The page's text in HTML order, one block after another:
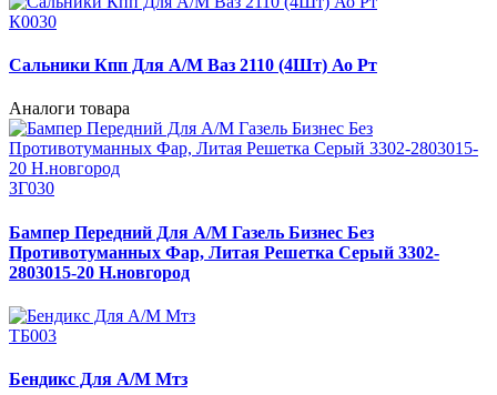
К0030
Сальники Кпп Для А/М Ваз 2110 (4Шт) Ао Рт
Аналоги товара
ЗГ030
Бампер Передний Для А/М Газель Бизнес Без
Противотуманных Фар, Литая Решетка Серый 3302-
2803015-20 Н.новгород
ТБ003
Бендикс Для А/М Мтз